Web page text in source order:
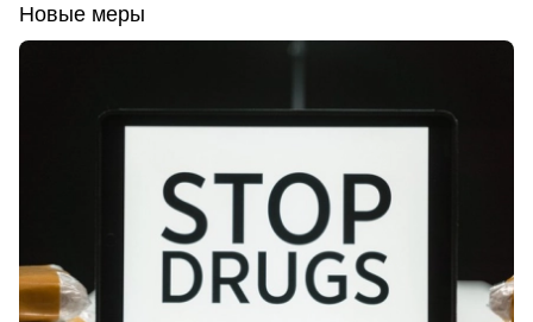
Новые меры